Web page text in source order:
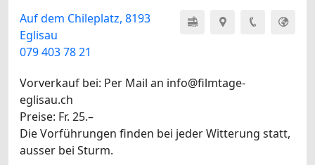
Auf dem Chileplatz, 8193
Eglisau
079 403 78 21
Vorverkauf bei: Per Mail an info@filmtage-
eglisau.ch
Preise: Fr. 25.–
Die Vorführungen finden bei jeder Witterung statt,
ausser bei Sturm.